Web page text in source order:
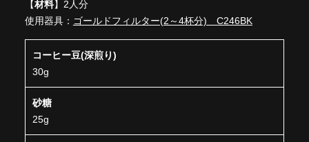
【材料】2人分
使用器具： ゴールドフィルター(2～4杯分) C246BK
コーヒー豆(深煎り)
30g
砂糖
25g